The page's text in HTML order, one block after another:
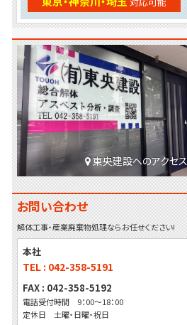
東央建設へのアクセス
お問い合わせ
解体工事・産業廃棄物処理ならお任せください!
本社
TEL : 042-358-5191
FAX : 042-358-5192
電話受付時間 9：00～18：00
定休日 土曜・日曜・祝日